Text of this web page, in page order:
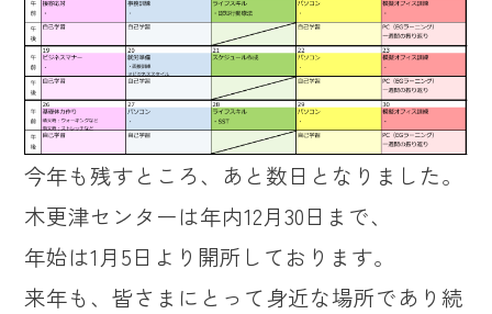
今年も残すところ、あと数日となりました。
木更津センターは年内12月30日まで、
年始は1月5日より開所しております。
来年も、皆さまにとって身近な場所であり続